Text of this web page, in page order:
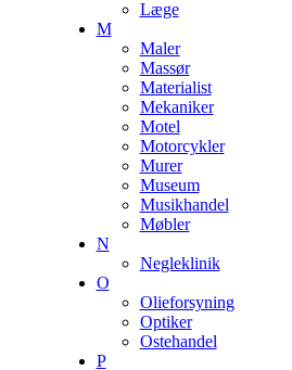
Læge
M
Maler
Massør
Materialist
Mekaniker
Motel
Motorcykler
Murer
Museum
Musikhandel
Møbler
N
Negleklinik
O
Olieforsyning
Optiker
Ostehandel
P